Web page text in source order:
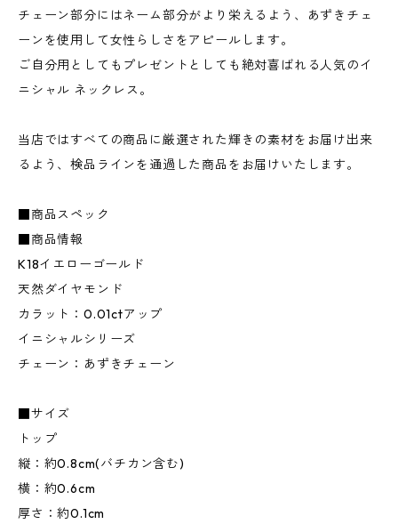
チェーン部分にはネーム部分がより栄えるよう、あずきチェ
ーンを使用して女性らしさをアピールします。
ご自分用としてもプレゼントとしても絶対喜ばれる人気のイ
ニシャル ネックレス。
当店ではすべての商品に厳選された輝きの素材をお届け出来
るよう、検品ラインを通過した商品をお届けいたします。
■商品スペック
■商品情報
K18イエローゴールド
天然ダイヤモンド
カラット：0.01ctアップ
イニシャルシリーズ
チェーン：あずきチェーン
■サイズ
トップ
縦：約0.8cm(バチカン含む)
横：約0.6cm
厚さ：約0.1cm